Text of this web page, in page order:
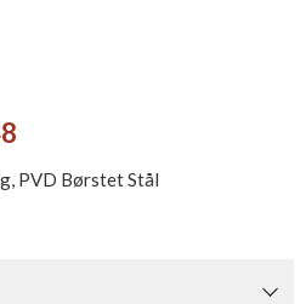
PVD Børstet Stål